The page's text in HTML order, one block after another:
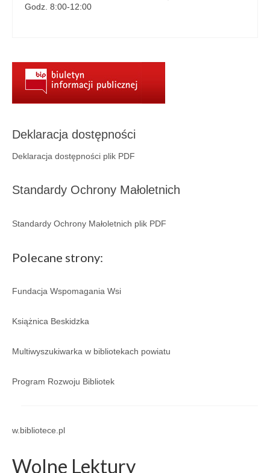
wydarzenia 2020
wydarzenia 2018
wydarzenia 2017
RODO
Klauzula informacyjna
Polityka prywatności
Galeria 2026
Galeria 2025
Galeria 2019
Godz. 8:00-12:00
Deklaracja dostępności
Deklaracja dostępności plik PDF
Standardy Ochrony Małoletnich
Standardy Ochrony Małoletnich plik PDF
Polecane strony:
Fundacja Wspomagania Wsi
Książnica Beskidzka
Multiwyszukiwarka w bibliotekach powiatu
Program Rozwoju Bibliotek
w.bibliotece.pl
Wolne Lektury